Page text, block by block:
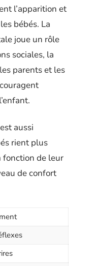
l’apparition et
bébés. La
joue un rôle
sociales, la
parents et les
aussi
rient plus
fonction de leur
de confort